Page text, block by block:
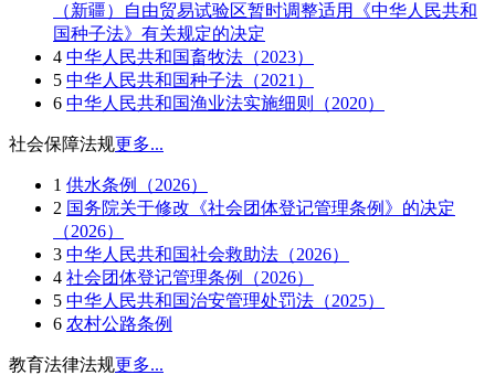
（新疆）自由贸易试验区暂时调整适用《中华人民共和
国种子法》有关规定的决定
4 中华人民共和国畜牧法（2023）
5 中华人民共和国种子法（2021）
6 中华人民共和国渔业法实施细则（2020）
社会保障法规更多...
1 供水条例（2026）
2 国务院关于修改《社会团体登记管理条例》的决定
（2026）
3 中华人民共和国社会救助法（2026）
4 社会团体登记管理条例（2026）
5 中华人民共和国治安管理处罚法（2025）
6 农村公路条例
教育法律法规更多...